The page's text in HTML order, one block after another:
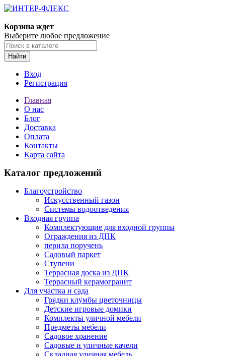
Корзина ждет
Выберите любое предложение
Найти
Вход
Регистрация
Главная
О нас
Блог
Доставка
Оплата
Контакты
Карта сайта
Каталог предложений
Благоустройство
Искусственный газон
Системы водоотведения
Входная группа
Комплектующие для входной группы
Ограждения из ДПК
перила поручень
Садовый паркет
Ступени
Террасная доска из ДПК
Террасный керамогранит
Для участка и сада
Грядки клумбы цветочницы
Детские игровые домики
Комплекты уличной мебели
Предметы мебели
Садовое хранение
Садовые и уличные качели
Складная уличная мебель